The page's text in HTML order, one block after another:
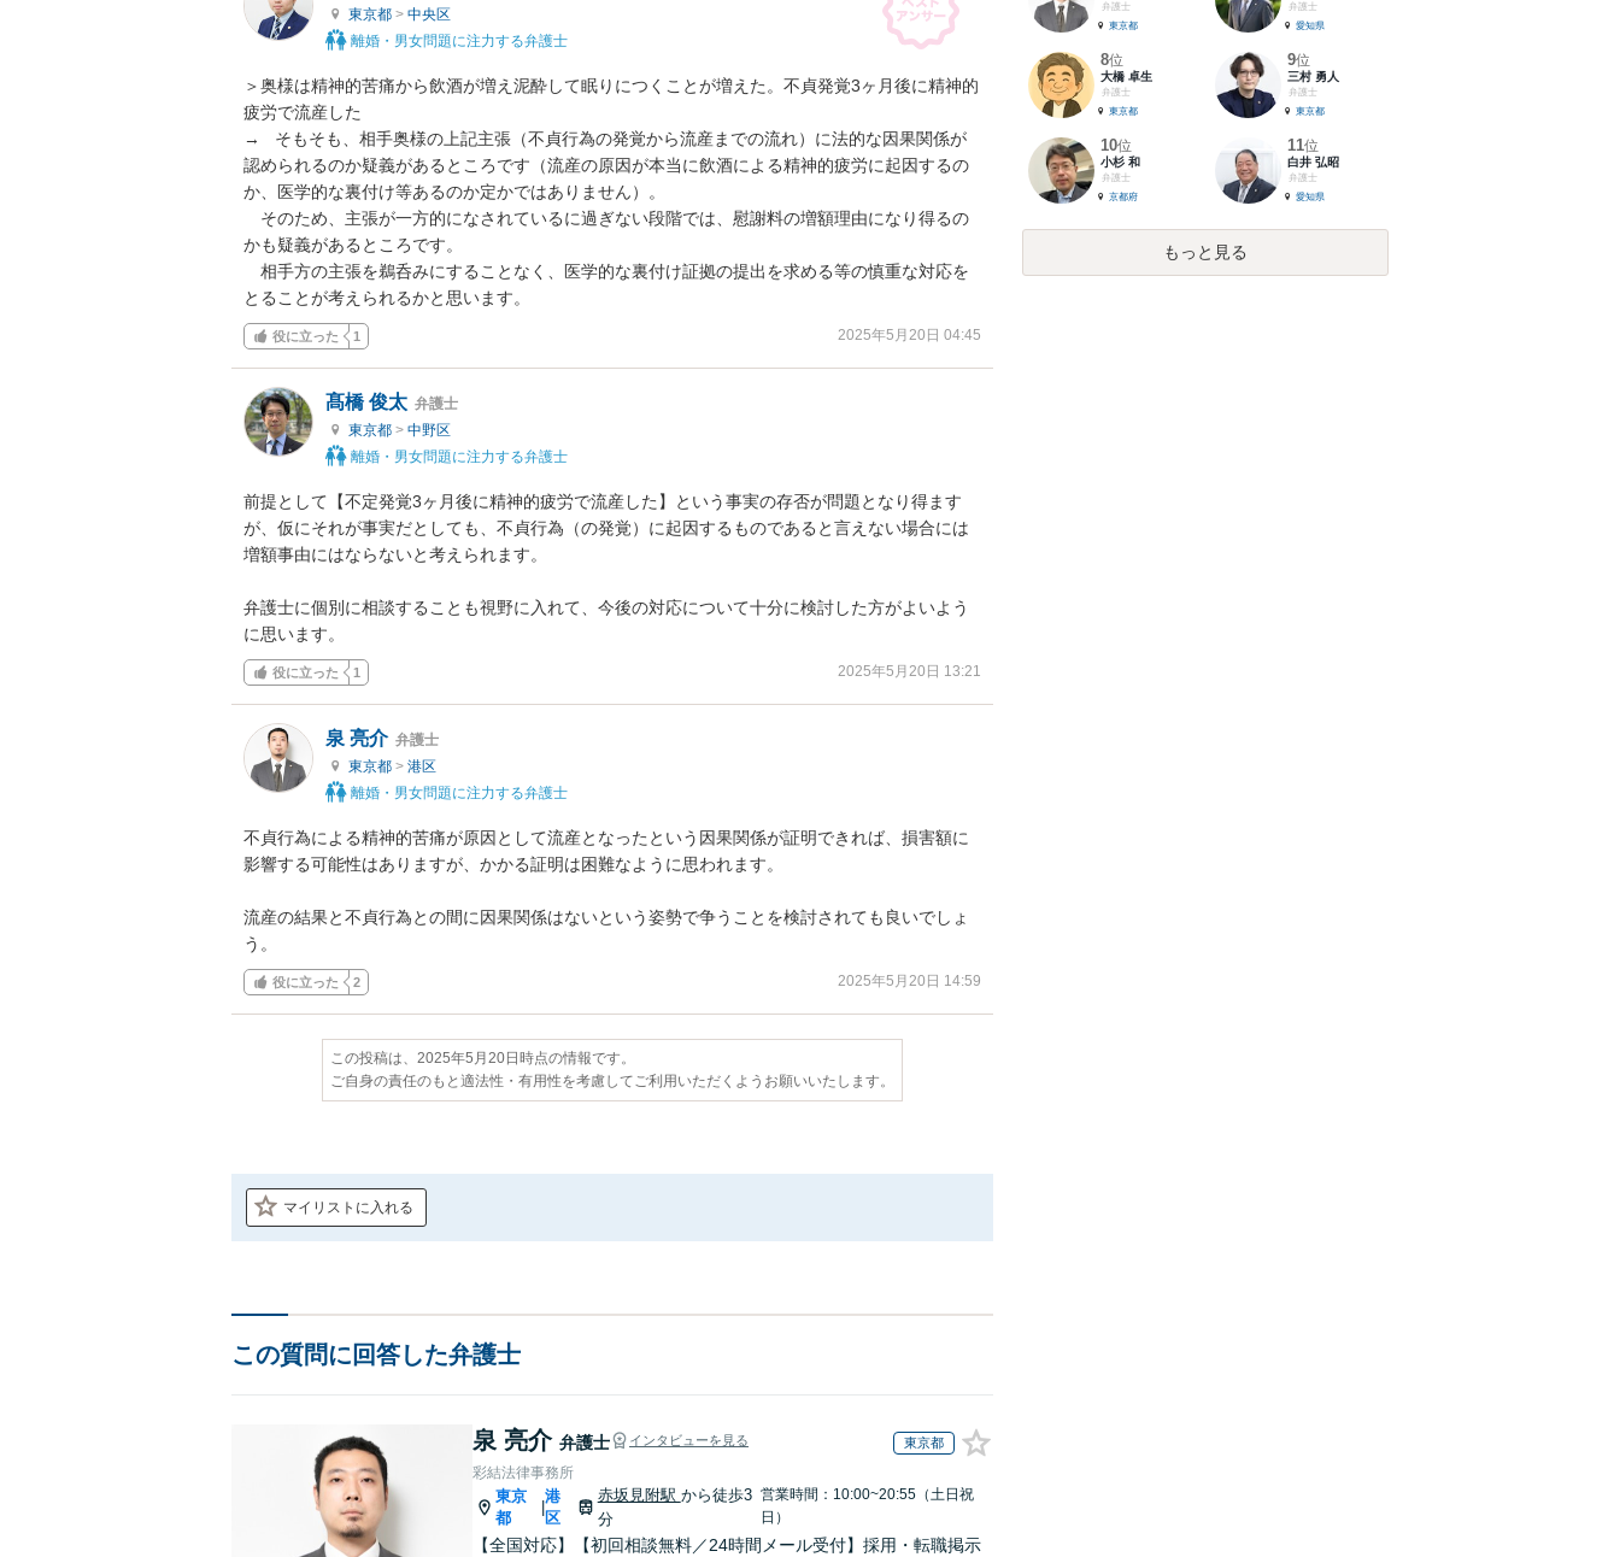
東京都 > 中央区
離婚・男女問題に注力する弁護士
＞奥様は精神的苦痛から飲酒が増え泥酔して眠りにつくことが増えた。不貞発覚3ヶ月後に精神的
疲労で流産した
→   そもそも、相手奥様の上記主張（不貞行為の発覚から流産までの流れ）に法的な因果関係が
認められるのか疑義があるところです（流産の原因が本当に飲酒による精神的疲労に起因するの
か、医学的な裏付け等あるのか定かではありません）。
そのため、主張が一方的になされているに過ぎない段階では、慰謝料の増額理由になり得るの
かも疑義があるところです。
相手方の主張を鵜呑みにすることなく、医学的な裏付け証拠の提出を求める等の慎重な対応を
とることが考えられるかと思います。
役に立った 1 2025年5月20日 04:45
髙橋 俊太 弁護士
東京都 > 中野区
離婚・男女問題に注力する弁護士
前提として【不定発覚3ヶ月後に精神的疲労で流産した】という事実の存否が問題となり得ます
が、仮にそれが事実だとしても、不貞行為（の発覚）に起因するものであると言えない場合には
増額事由にはならないと考えられます。
弁護士に個別に相談することも視野に入れて、今後の対応について十分に検討した方がよいよう
に思います。
役に立った 1 2025年5月20日 13:21
泉 亮介 弁護士
東京都 > 港区
離婚・男女問題に注力する弁護士
不貞行為による精神的苦痛が原因として流産となったという因果関係が証明できれば、損害額に
影響する可能性はありますが、かかる証明は困難なように思われます。
流産の結果と不貞行為との間に因果関係はないという姿勢で争うことを検討されても良いでしょ
う。
役に立った 2 2025年5月20日 14:59
この投稿は、2025年5月20日時点の情報です。
ご自身の責任のもと適法性・有用性を考慮してご利用いただくようお願いいたします。
マイリストに入れる
この質問に回答した弁護士
泉 亮介 弁護士 インタビューを見る 東京都
彩結法律事務所
東京
都
港
区
赤坂見附駅 から徒歩3
分
営業時間：10:00~20:55（土日祝
日）
【全国対応】【初回相談無料／24時間メール受付】採用・転職掲示
弁護士
東京都
弁護士
愛知県
8位
大橋 卓生
弁護士
東京都
9位
三村 勇人
弁護士
東京都
10位
小杉 和
弁護士
京都府
11位
白井 弘昭
弁護士
愛知県
もっと見る